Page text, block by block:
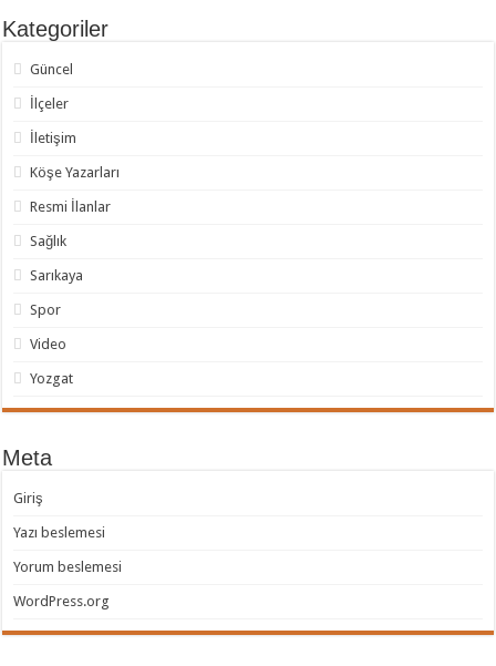
Kategoriler
Güncel
İlçeler
İletişim
Köşe Yazarları
Resmi İlanlar
Sağlık
Sarıkaya
Spor
Video
Yozgat
Meta
Giriş
Yazı beslemesi
Yorum beslemesi
WordPress.org